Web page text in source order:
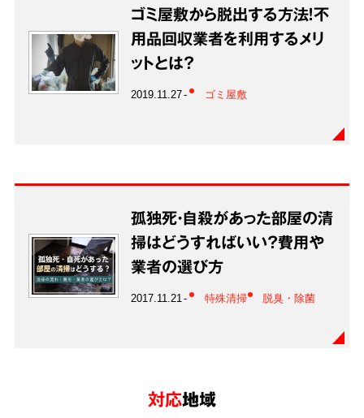
ゴミ屋敷から脱出する方法！不
用品回収業者を利用するメリ
ットとは？
2019.11.27 ゴミ屋敷
孤独死・自殺があった部屋の清
掃はどうすればいい？費用や
業者の選び方
2017.11.21 特殊清掃 脱臭・除菌
対応地域